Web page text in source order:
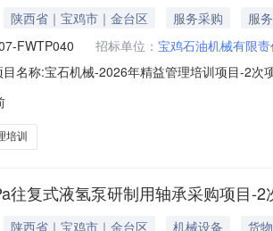
陕西省｜宝鸡市｜金台区 服务采购
服务
FWTP040 招标单位： 宝鸡石油机械有限
目名称:宝石机械-2026年精益管理培训项目-2
FWTP040-2026年精益管理培训项目-2次.rar
培训
往复式液氢泵研制用轴承采购项目-2
陕西省｜宝鸡市｜金台区 机械设备
货物